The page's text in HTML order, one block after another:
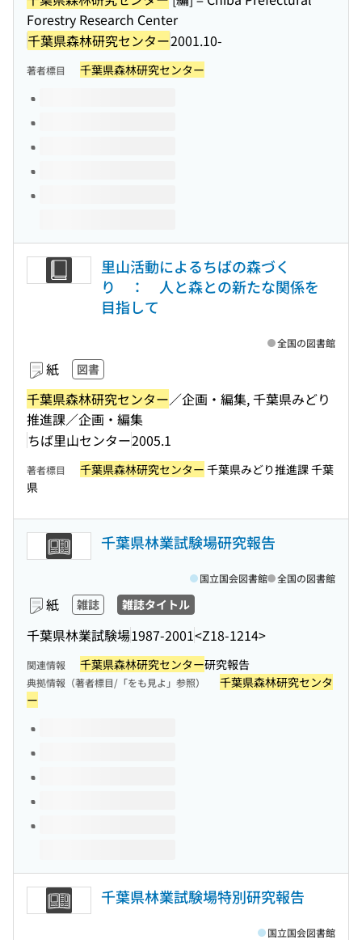
Forestry Research Center
千葉県森林研究センター2001.10-
著者標目 千葉県森林研究センター
このタイトルの巻号
里山活動によるちばの森づく
り ： 人と森との新たな関係を
目指して
紙 図書
千葉県森林研究センター／企画・編集, 千葉県みどり
推進課／企画・編集
ちば里山センター2005.1
全国の図書館
著者標目 千葉県森林研究センター 千葉県みどり推進課 千葉
県
千葉県林業試験場研究報告
紙 雑誌 雑誌タイトル
千葉県林業試験場1987-2001<Z18-1214>
国立国会図書館 全国の図書館
関連情報 千葉県森林研究センター研究報告
典拠情報（著者標目/「をも見よ」参照）
千葉県森林研究センタ
ー
このタイトルの巻号
千葉県林業試験場特別研究報告
国立国会図書館